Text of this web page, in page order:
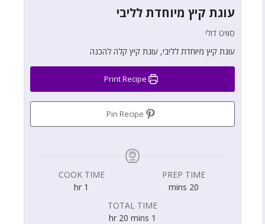
עוגת קיץ מיוחדת לליבי
סוויט דולי
עוגת קיץ מיוחדת לליבי, עוגת קיץ קלה להכנה
PREP TIME
20
mins
COOK TIME
1
hr
TOTAL TIME
1
hr 20 mins